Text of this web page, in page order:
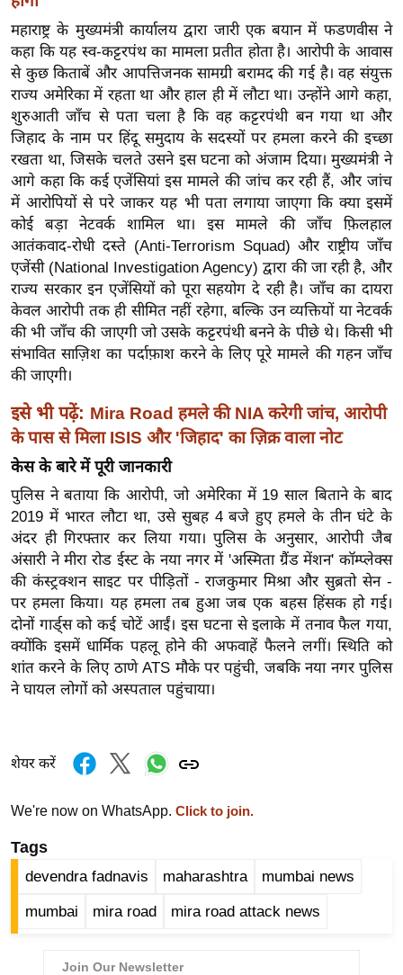
ख्सि
य
त
यं
ग
इं
डि
या
सा
हि
त्य
ज
ग
त
ऑ
टो
र्ल्ड
न्यू
ज
ब्री
फ
म
नो
रं
ज
न
ज
ग
ली
ड
ली
वु
ड
महाराष्ट्र के मुख्यमंत्री कार्यालय द्वारा जारी एक बयान में फडणवीस ने
कहा कि यह स्व-कट्टरपंथ का मामला प्रतीत होता है। आरोपी के आवास
से कुछ किताबें और आपत्तिजनक सामग्री बरामद की गई है। वह संयुक्त
राज्य अमेरिका में रहता था और हाल ही में लौटा था। उन्होंने आगे कहा,
शुरुआती जाँच से पता चला है कि वह कट्टरपंथी बन गया था और
जिहाद के नाम पर हिंदू समुदाय के सदस्यों पर हमला करने की इच्छा
रखता था, जिसके चलते उसने इस घटना को अंजाम दिया। मुख्यमंत्री ने
आगे कहा कि कई एजेंसियां ​​इस मामले की जांच कर रही हैं, और जांच
में आरोपियों से परे जाकर यह भी पता लगाया जाएगा कि क्या इसमें
कोई बड़ा नेटवर्क शामिल था। इस मामले की जाँच फ़िलहाल
आतंकवाद-रोधी दस्ते (Anti-Terrorism Squad) और राष्ट्रीय जाँच
एजेंसी (National Investigation Agency) द्वारा की जा रही है, और
राज्य सरकार इन एजेंसियों को पूरा सहयोग दे रही है। जाँच का दायरा
केवल आरोपी तक ही सीमित नहीं रहेगा, बल्कि उन व्यक्तियों या नेटवर्क
की भी जाँच की जाएगी जो उसके कट्टरपंथी बनने के पीछे थे। किसी भी
संभावित साज़िश का पर्दाफ़ाश करने के लिए पूरे मामले की गहन जाँच
की जाएगी।
इसे भी पढ़ें: Mira Road हमले की NIA करेगी जांच, आरोपी
के पास से मिला ISIS और 'जिहाद' का ज़िक्र वाला नोट
केस के बारे में पूरी जानकारी
पुलिस ने बताया कि आरोपी, जो अमेरिका में 19 साल बिताने के बाद
2019 में भारत लौटा था, उसे सुबह 4 बजे हुए हमले के तीन घंटे के
अंदर ही गिरफ्तार कर लिया गया। पुलिस के अनुसार, आरोपी जैब
अंसारी ने मीरा रोड ईस्ट के नया नगर में 'अस्मिता ग्रैंड मेंशन' कॉम्प्लेक्स
की कंस्ट्रक्शन साइट पर पीड़ितों - राजकुमार मिश्रा और सुब्रतो सेन -
पर हमला किया। यह हमला तब हुआ जब एक बहस हिंसक हो गई।
दोनों गार्ड्स को कई चोटें आईं। इस घटना से इलाके में तनाव फैल गया,
क्योंकि इसमें धार्मिक पहलू होने की अफवाहें फैलने लगीं। स्थिति को
शांत करने के लिए ठाणे ATS मौके पर पहुंची, जबकि नया नगर पुलिस
ने घायल लोगों को अस्पताल पहुंचाया।
शेयर करें
We're now on WhatsApp. Click to join.
Tags
devendra fadnavis maharashtra mumbai news
mumbai mira road mira road attack news